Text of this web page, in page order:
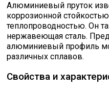
Алюминиевый пруток
коррозионной
теплопроводностью. Он
нержавеющая сталь.
алюминиевый профиль
различных сплавов.
Свойства и